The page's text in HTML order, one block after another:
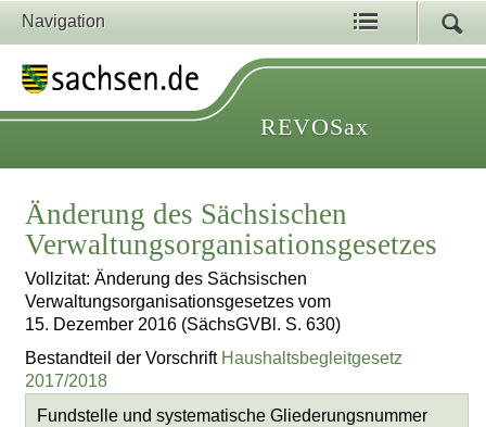
Navigation
REVOSax
Änderung des Sächsischen
Verwaltungsorganisationsgesetzes
Vollzitat: Änderung des Sächsischen
Verwaltungsorganisationsgesetzes vom
15. Dezember 2016 (SächsGVBl. S. 630)
Bestandteil der Vorschrift Haushaltsbegleitgesetz
2017/2018
Fundstelle und systematische Gliederungsnummer